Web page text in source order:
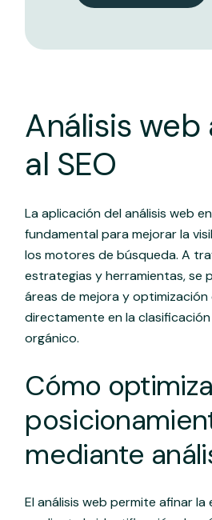
Análisis
al SEO
La aplicación del análisis web
fundamental para mejorar la
los motores de búsqueda. A
estrategias y herramientas, se
áreas de mejora y
directamente en la
orgánico.
Cómo
mediante
El análisis web permite afinar la